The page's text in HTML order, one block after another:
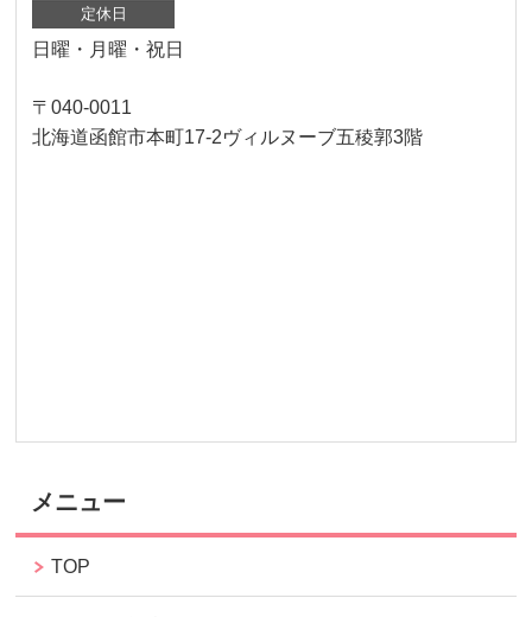
定休日
日曜・月曜・祝日
〒040-0011
北海道函館市本町17-2ヴィルヌーブ五稜郭3階
メニュー
TOP